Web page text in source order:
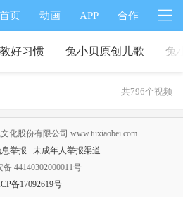
首页 动画 APP 合作
好习惯 兔小贝原创儿歌 兔
共796个视频
化股份有限公司 www.tuxiaobei.com
举报
未成年人举报渠道
44140302000011号
备17092619号